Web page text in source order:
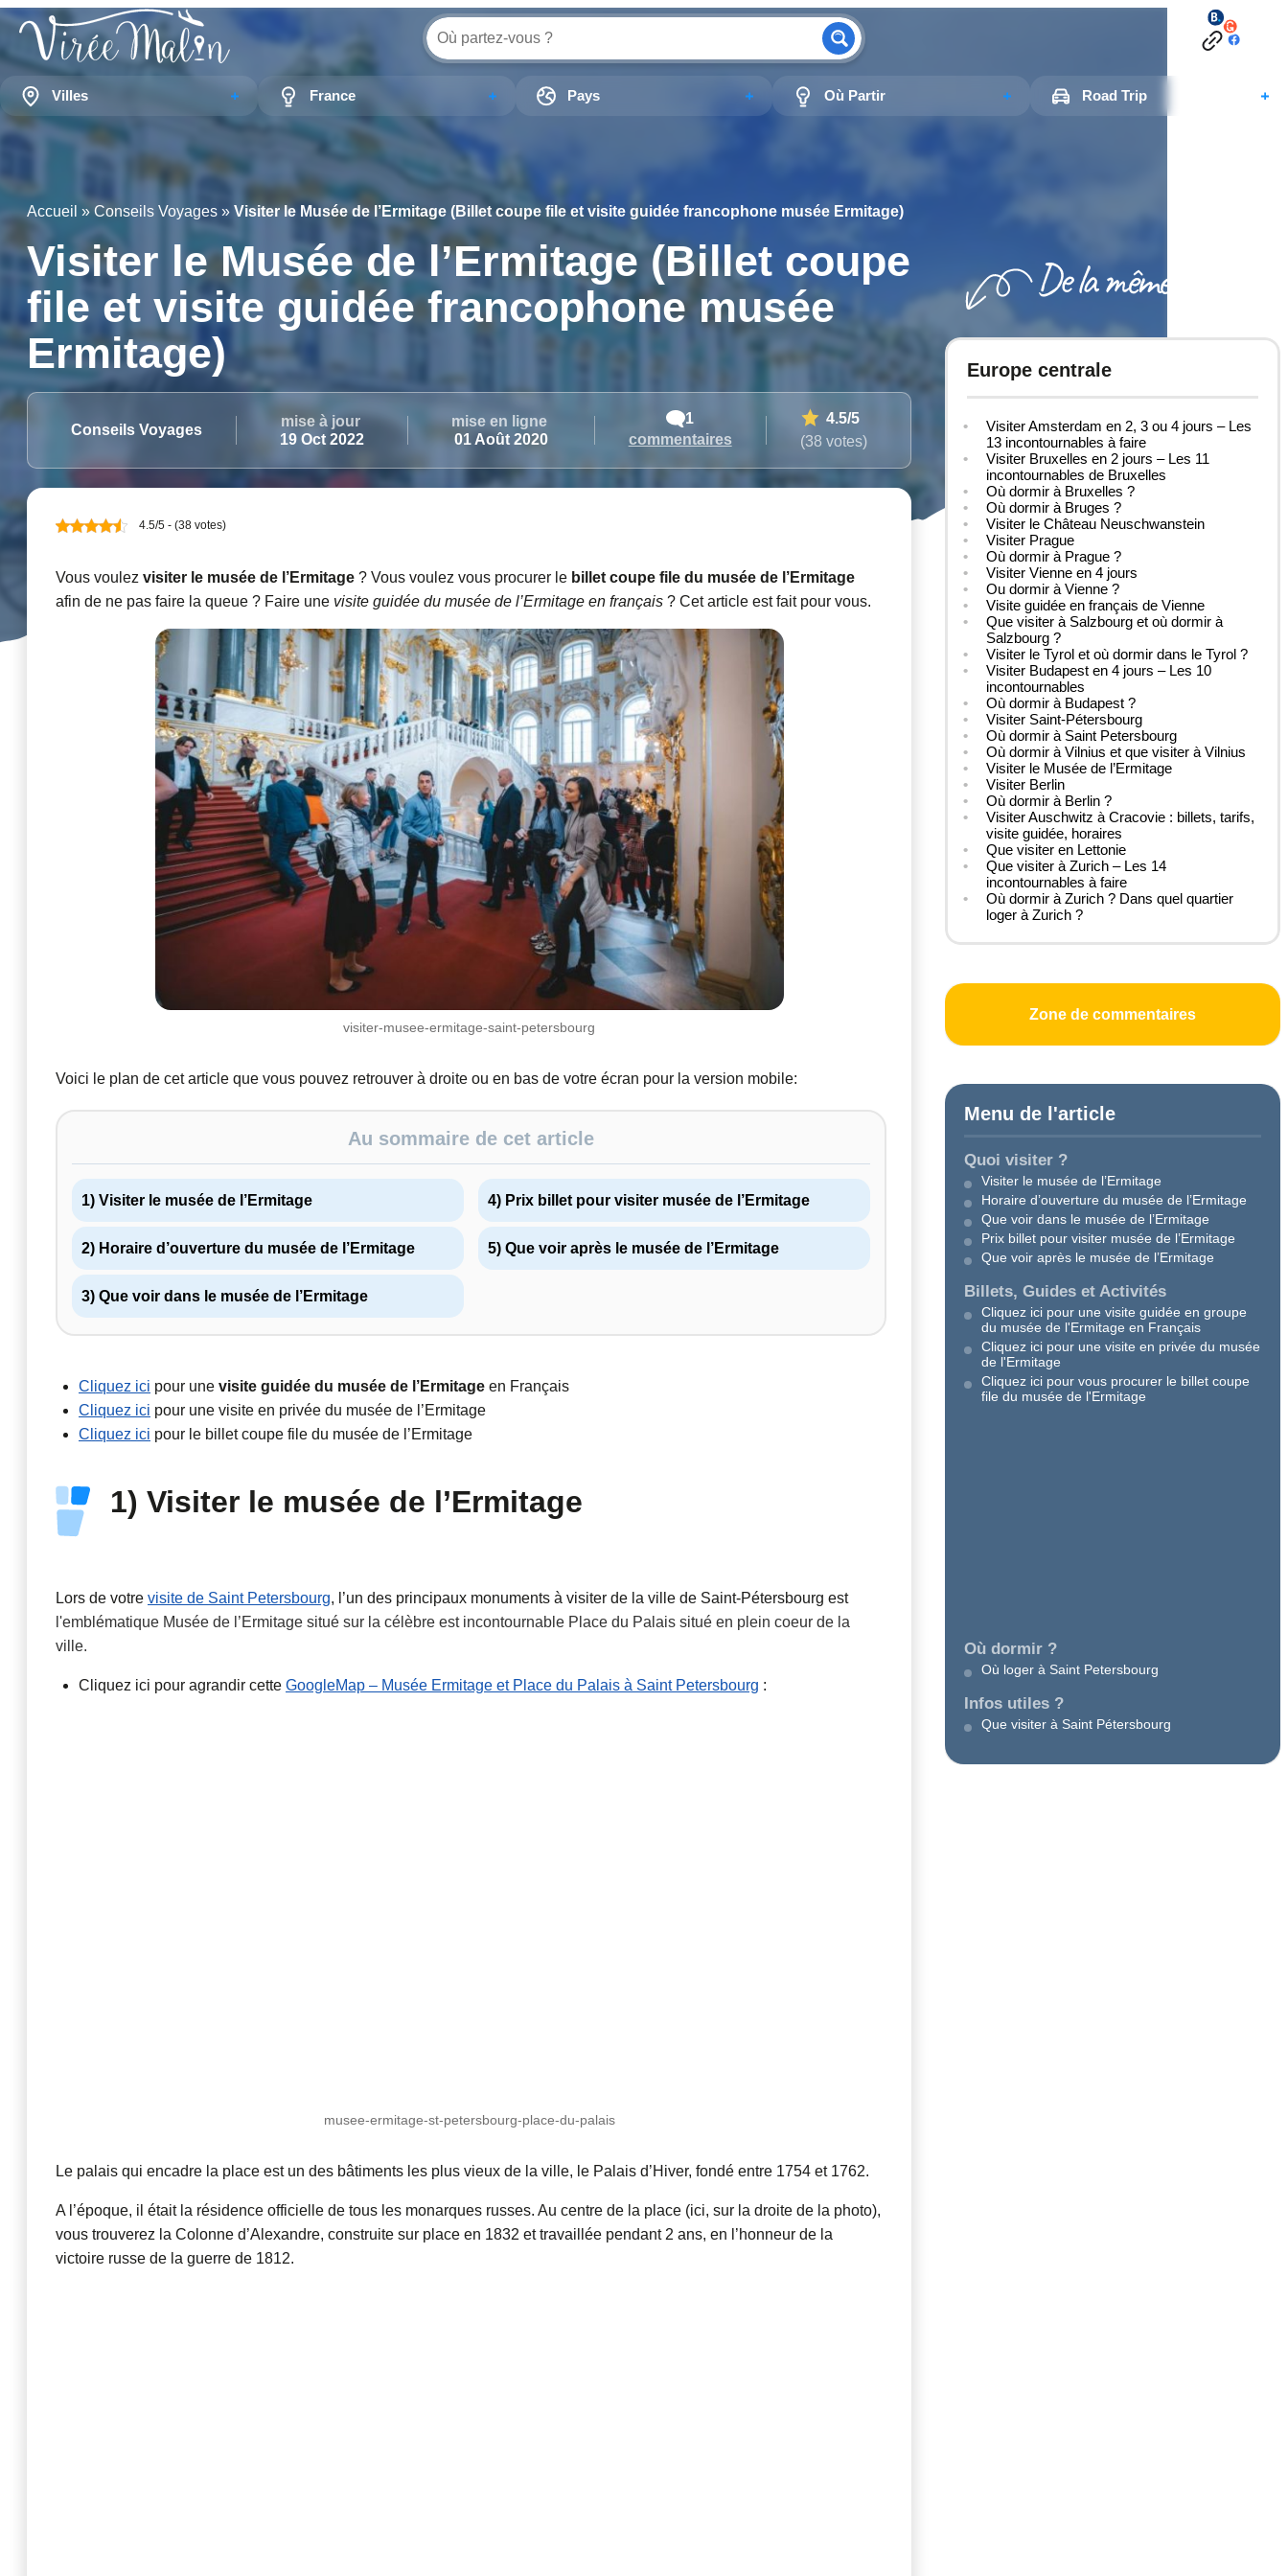
Villes France Pays Où Partir Road Trip
Accueil »Conseils Voyages » Visiter le Musée de l’Ermitage (Billet coupe file et visite guidée francophone musée Ermitage)
Visiter le Musée de l’Ermitage (Billet coupe
file et visite guidée francophone musée
Ermitage)
Conseils Voyages
mise à jour
19 Oct 2022
mise en ligne
01 Août 2020
1
commentaires
4.5/5
(38 votes)
4.5/5 - (38 votes)
Vous voulez visiter le musée de l’Ermitage ? Vous voulez vous procurer le billet coupe file du musée de l’Ermitage
afin de ne pas faire la queue ? Faire une visite guidée du musée de l’Ermitage en français ? Cet article est fait pour vous.
visiter-musee-ermitage-saint-petersbourg
Voici le plan de cet article que vous pouvez retrouver à droite ou en bas de votre écran pour la version mobile:
Au sommaire de cet article
1) Visiter le musée de l’Ermitage
2) Horaire d’ouverture du musée de l’Ermitage
3) Que voir dans le musée de l’Ermitage
4) Prix billet pour visiter musée de l’Ermitage
5) Que voir après le musée de l’Ermitage
Cliquez ici pour une visite guidée du musée de l’Ermitage en Français
Cliquez ici pour une visite en privée du musée de l’Ermitage
Cliquez ici pour le billet coupe file du musée de l’Ermitage
1) Visiter le musée de l’Ermitage
Lors de votre visite de Saint Petersbourg, l’un des principaux monuments à visiter de la ville de Saint-Pétersbourg est
l'emblématique Musée de l’Ermitage situé sur la célèbre est incontournable Place du Palais situé en plein coeur de la
ville.
Cliquez ici pour agrandir cette GoogleMap – Musée Ermitage et Place du Palais à Saint Petersbourg :
musee-ermitage-st-petersbourg-place-du-palais
Le palais qui encadre la place est un des bâtiments les plus vieux de la ville, le Palais d’Hiver, fondé entre 1754 et 1762.
A l’époque, il était la résidence officielle de tous les monarques russes. Au centre de la place (ici, sur la droite de la photo),
vous trouverez la Colonne d’Alexandre, construite sur place en 1832 et travaillée pendant 2 ans, en l’honneur de la
victoire russe de la guerre de 1812.
Europe centrale
Visiter Amsterdam en 2, 3 ou 4 jours – Les
13 incontournables à faire
Visiter Bruxelles en 2 jours – Les 11
incontournables de Bruxelles
Où dormir à Bruxelles ?
Où dormir à Bruges ?
Visiter le Château Neuschwanstein
Visiter Prague
Où dormir à Prague ?
Visiter Vienne en 4 jours
Ou dormir à Vienne ?
Visite guidée en français de Vienne
Que visiter à Salzbourg et où dormir à
Salzbourg ?
Visiter le Tyrol et où dormir dans le Tyrol ?
Visiter Budapest en 4 jours – Les 10
incontournables
Où dormir à Budapest ?
Visiter Saint-Pétersbourg
Où dormir à Saint Petersbourg
Où dormir à Vilnius et que visiter à Vilnius
Visiter le Musée de l’Ermitage
Visiter Berlin
Où dormir à Berlin ?
Visiter Auschwitz à Cracovie : billets, tarifs,
visite guidée, horaires
Que visiter en Lettonie
Que visiter à Zurich – Les 14
incontournables à faire
Où dormir à Zurich ? Dans quel quartier
loger à Zurich ?
Zone de commentaires
Menu de l'article
Quoi visiter ?
Visiter le musée de l’Ermitage
Horaire d’ouverture du musée de l’Ermitage
Que voir dans le musée de l’Ermitage
Prix billet pour visiter musée de l’Ermitage
Que voir après le musée de l’Ermitage
Billets, Guides et Activités
Cliquez ici pour une visite guidée en groupe
du musée de l'Ermitage en Français
Cliquez ici pour une visite en privée du musée
de l'Ermitage
Cliquez ici pour vous procurer le billet coupe
file du musée de l'Ermitage
Où dormir ?
Où loger à Saint Petersbourg
Infos utiles ?
Que visiter à Saint Pétersbourg